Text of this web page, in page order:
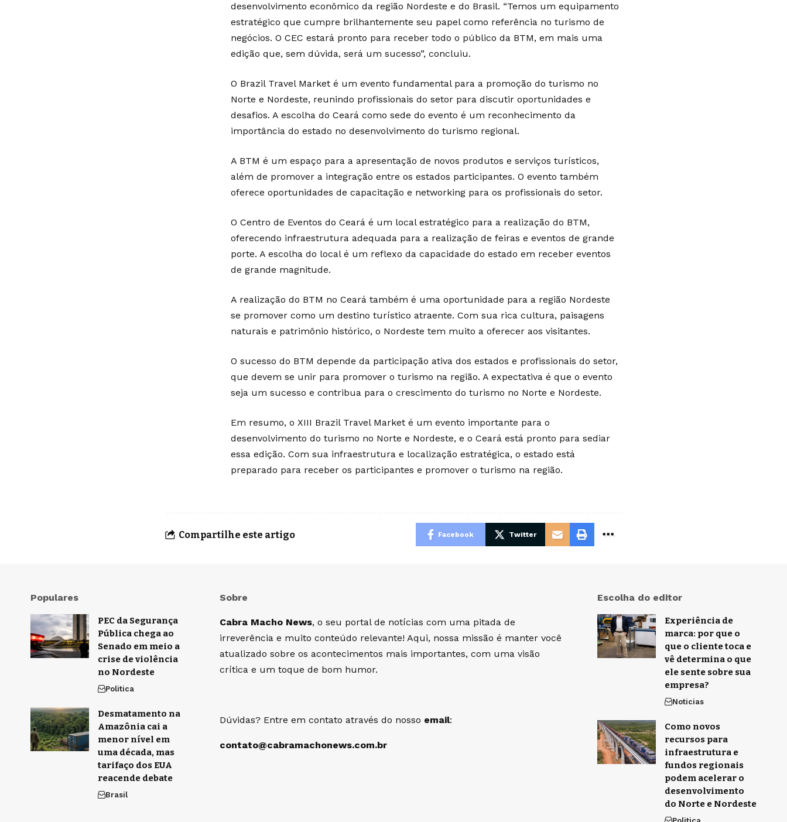
desenvolvimento econômico da região Nordeste e do Brasil. “Temos um equipamento
estratégico que cumpre brilhantemente seu papel como referência no turismo de
negócios. O CEC estará pronto para receber todo o público da BTM, em mais uma
edição que, sem dúvida, será um sucesso”, concluiu.
O Brazil Travel Market é um evento fundamental para a promoção do turismo no
Norte e Nordeste, reunindo profissionais do setor para discutir oportunidades e
desafios. A escolha do Ceará como sede do evento é um reconhecimento da
importância do estado no desenvolvimento do turismo regional.
A BTM é um espaço para a apresentação de novos produtos e serviços turísticos,
além de promover a integração entre os estados participantes. O evento também
oferece oportunidades de capacitação e networking para os profissionais do setor.
O Centro de Eventos do Ceará é um local estratégico para a realização do BTM,
oferecendo infraestrutura adequada para a realização de feiras e eventos de grande
porte. A escolha do local é um reflexo da capacidade do estado em receber eventos
de grande magnitude.
A realização do BTM no Ceará também é uma oportunidade para a região Nordeste
se promover como um destino turístico atraente. Com sua rica cultura, paisagens
naturais e patrimônio histórico, o Nordeste tem muito a oferecer aos visitantes.
O sucesso do BTM depende da participação ativa dos estados e profissionais do setor,
que devem se unir para promover o turismo na região. A expectativa é que o evento
seja um sucesso e contribua para o crescimento do turismo no Norte e Nordeste.
Em resumo, o XIII Brazil Travel Market é um evento importante para o
desenvolvimento do turismo no Norte e Nordeste, e o Ceará está pronto para sediar
essa edição. Com sua infraestrutura e localização estratégica, o estado está
preparado para receber os participantes e promover o turismo na região.
Compartilhe este artigo Facebook Twitter
Populares
PEC da Segurança
Pública chega ao
Senado em meio a
crise de violência
no Nordeste
Politica
Desmatamento na
Amazônia cai a
menor nível em
uma década, mas
tarifaço dos EUA
reacende debate
Brasil
Sobre
Cabra Macho News, o seu portal de notícias com uma pitada de
irreverência e muito conteúdo relevante! Aqui, nossa missão é manter você
atualizado sobre os acontecimentos mais importantes, com uma visão
crítica e um toque de bom humor.
Dúvidas? Entre em contato através do nosso email:
contato@cabramachonews.com.br
Escolha do editor
Experiência de
marca: por que o
que o cliente toca e
vê determina o que
ele sente sobre sua
empresa?
Noticias
Como novos
recursos para
infraestrutura e
fundos regionais
podem acelerar o
desenvolvimento
do Norte e Nordeste